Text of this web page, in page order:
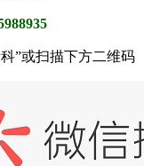
或扫描下方二维码